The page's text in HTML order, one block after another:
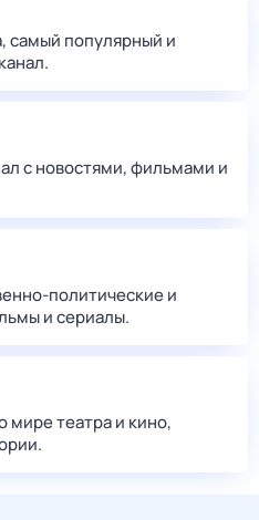
самый популярный и
с новостями, фильмами и
политические и
и сериалы.
мире театра и кино,